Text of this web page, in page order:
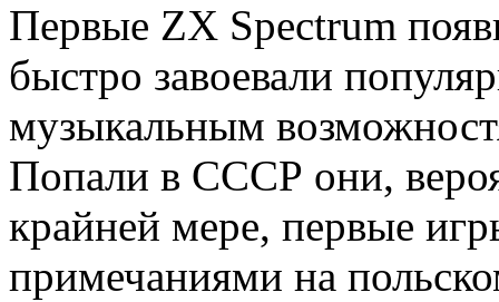
Первые ZX Spectrum
быстро завоевали
музыкальным
Попали в СССР они,
крайней мере, первые
примечаниями на